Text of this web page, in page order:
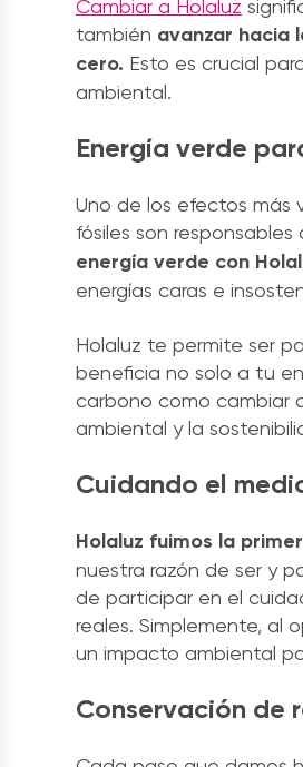
Cambiar a Holaluz
también avanzar hacia
cero. Esto es crucial
ambiental.
Energía verde
Uno de los efectos más
fósiles son
energía verde con
energías caras e
Holaluz te permite ser
beneficia no solo a tu
carbono como cambiar
ambiental y la
Cuidando el
Holaluz fuimos la
nuestra razón de ser y
de participar en el
reales. Simplemente, al
un impacto ambiental
Conservación de